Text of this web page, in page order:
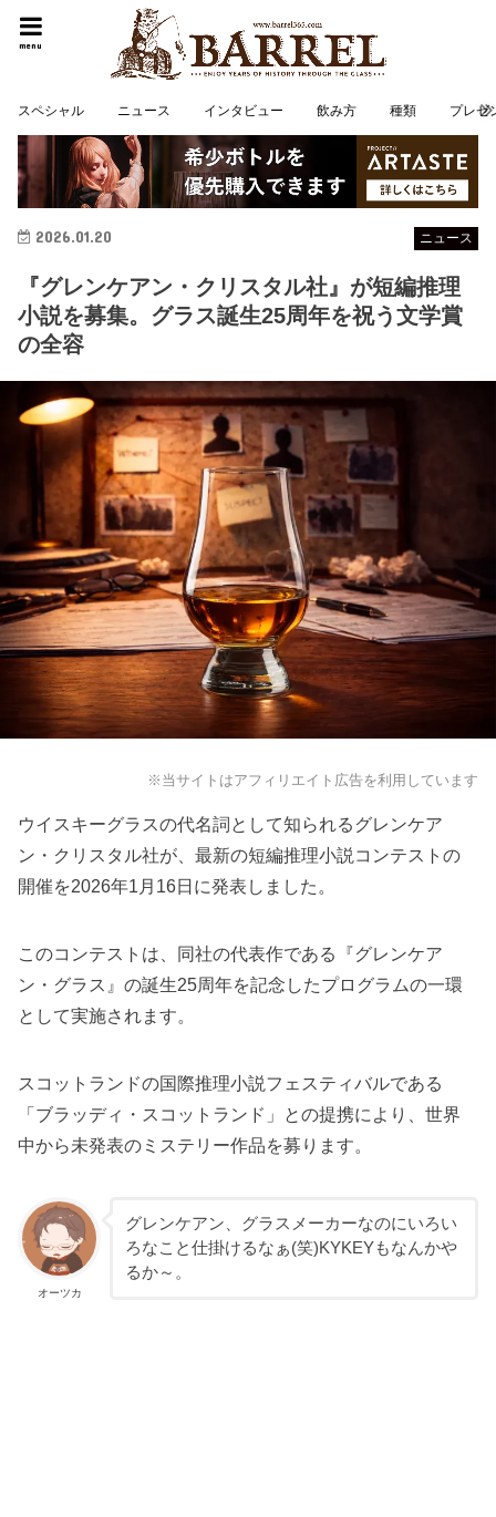
menu
スペシャル ニュース インタビュー 飲み方 種類 プレゼ
ニュース
2026.01.20
『グレンケアン・クリスタル社』が短編推理
小説を募集。グラス誕生25周年を祝う文学賞
の全容
※当サイトはアフィリエイト広告を利用しています
ウイスキーグラスの代名詞として知られるグレンケア
ン・クリスタル社が、最新の短編推理小説コンテストの
開催を2026年1月16日に発表しました。
このコンテストは、同社の代表作である『グレンケア
ン・グラス』の誕生25周年を記念したプログラムの一環
として実施されます。
スコットランドの国際推理小説フェスティバルである
「ブラッディ・スコットランド」との提携により、世界
中から未発表のミステリー作品を募ります。
オーツカ
グレンケアン、グラスメーカーなのにいろい
ろなこと仕掛けるなぁ(笑)KYKEYもなんかや
るか～。